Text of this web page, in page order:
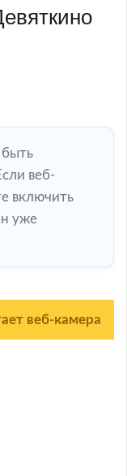
веб-
включить
уже
веб-камера